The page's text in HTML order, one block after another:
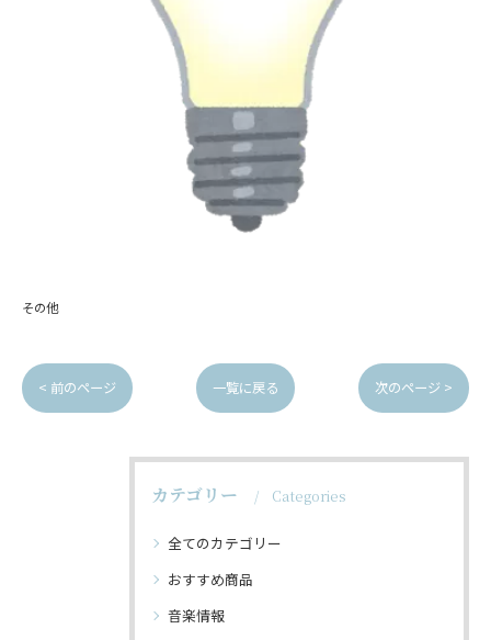
その他
< 前のページ 一覧に戻る 次のページ >
カテゴリー Categories
全てのカテゴリー
おすすめ商品
音楽情報